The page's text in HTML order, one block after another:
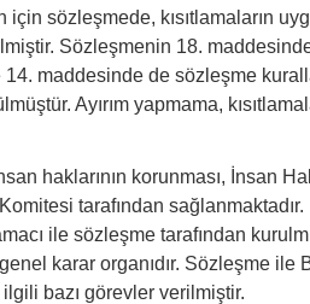
sözleşmede, kısıtlamaların
Sözleşmenin 18. maddesinde
14. maddesinde de sözleşme
Ayırım yapmama,
haklarının korunması, İnsan
tarafından
ile sözleşme tarafından
karar organıdır. Sözleşme ile
ilgili bazı görevler verilmiştir.